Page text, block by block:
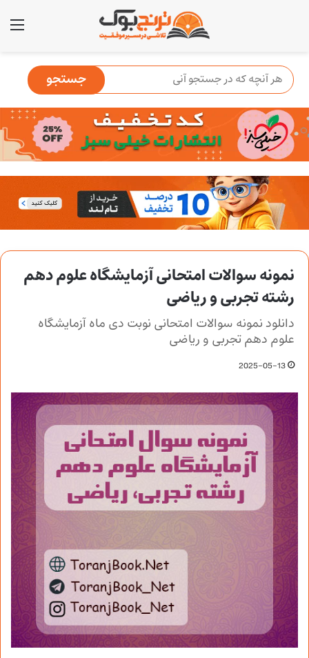
نمونه سوالات امتحانی آزمایشگاه علوم دهم
رشته تجربی و ریاضی
دانلود نمونه سوالات امتحانی نوبت دی ماه آزمایشگاه
علوم دهم تجربی و ریاضی
2025-05-13